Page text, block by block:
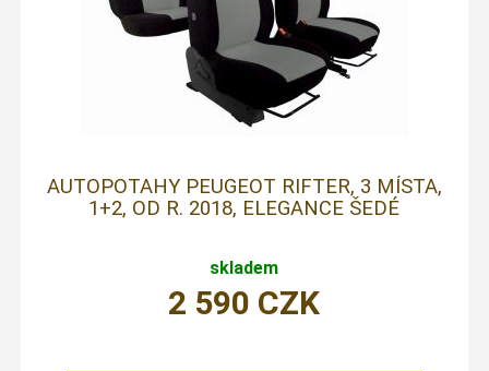
AUTOPOTAHY PEUGEOT RIFTER, 3 MÍSTA,
1+2, OD R. 2018, ELEGANCE ŠEDÉ
skladem
2 590 CZK